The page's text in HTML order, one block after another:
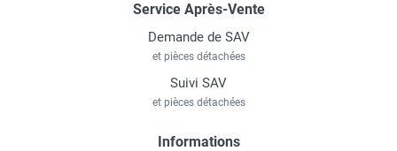
Service Après-Vente
Demande de SAV
et pièces détachées
Suivi SAV
et pièces détachées
Informations